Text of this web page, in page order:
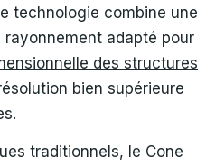
technologie combine une
adapté pour
des structures
bien supérieure
traditionnels, le Cone